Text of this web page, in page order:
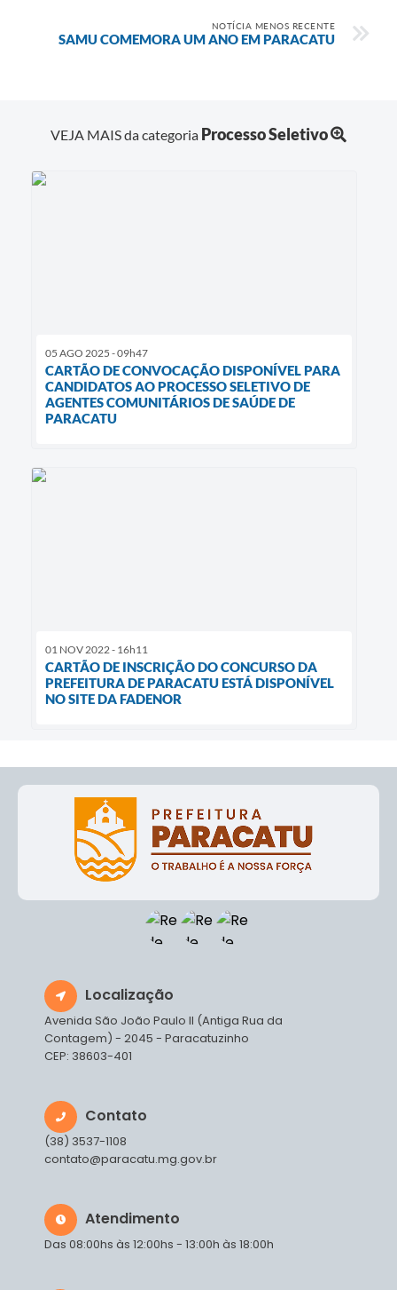
NOTÍCIA MENOS RECENTE
SAMU COMEMORA UM ANO EM PARACATU
VEJA MAIS da categoria Processo Seletivo
05 AGO 2025 - 09h47
CARTÃO DE CONVOCAÇÃO DISPONÍVEL PARA
CANDIDATOS AO PROCESSO SELETIVO DE
AGENTES COMUNITÁRIOS DE SAÚDE DE
PARACATU
01 NOV 2022 - 16h11
CARTÃO DE INSCRIÇÃO DO CONCURSO DA
PREFEITURA DE PARACATU ESTÁ DISPONÍVEL
NO SITE DA FADENOR
Localização
Avenida São João Paulo II (Antiga Rua da
Contagem) - 2045 - Paracatuzinho
CEP: 38603-401
Contato
(38) 3537-1108
contato@paracatu.mg.gov.br
Atendimento
Das 08:00hs às 12:00hs - 13:00h às 18:00h